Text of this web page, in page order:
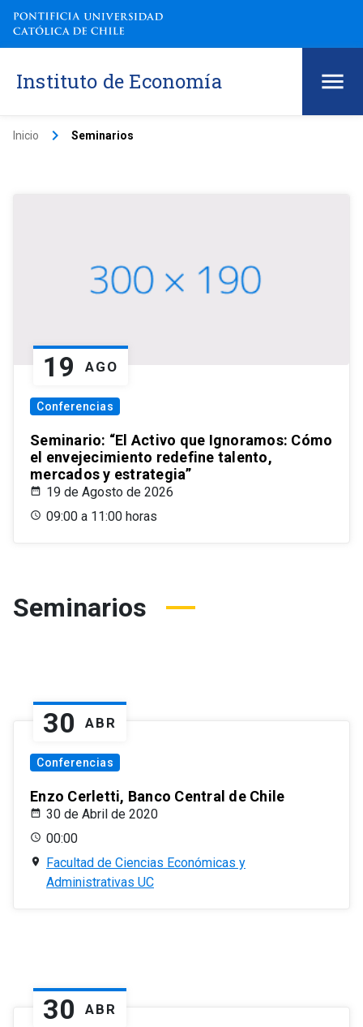
Instituto de Economía
Inicio keyboard_arrow_right Seminarios
19 AGO
Conferencias
Seminario: “El Activo que Ignoramos: Cómo
el envejecimiento redefine talento,
mercados y estrategia”
19 de Agosto de 2026
09:00 a 11:00 horas
Seminarios
30 ABR
Conferencias
Enzo Cerletti, Banco Central de Chile
30 de Abril de 2020
00:00
Facultad de Ciencias Económicas y
Administrativas UC
30 ABR